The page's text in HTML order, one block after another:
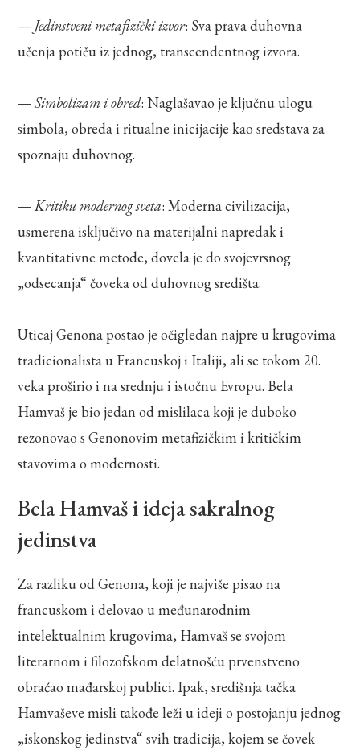
— Jedinstveni metafizički izvor: Sva prava duhovna
učenja potiču iz jednog, transcendentnog izvora.
—Simbolizam i obred: Naglašavao je ključnu ulogu
simbola, obreda i ritualne inicijacije kao sredstava za
spoznaju duhovnog.
—Kritiku modernog sveta: Moderna civilizacija,
usmerena isključivo na materijalni napredak i
kvantitativne metode, dovela je do svojevrsnog
„odsecanja“ čoveka od duhovnog središta.
Uticaj Genona postao je očigledan najpre u krugovima
tradicionalista u Francuskoj i Italiji, ali se tokom 20.
veka proširio i na srednju i istočnu Evropu. Bela
Hamvaš je bio jedan od mislilaca koji je duboko
rezonovao s Genonovim metafizičkim i kritičkim
stavovima o modernosti.
Bela Hamvaš i ideja sakralnog
jedinstva
Za razliku od Genona, koji je najviše pisao na
francuskom i delovao u međunarodnim
intelektualnim krugovima, Hamvaš se svojom
literarnom i filozofskom delatnošću prvenstveno
obraćao mađarskoj publici. Ipak, središnja tačka
Hamvaševe misli takođe leži u ideji o postojanju jednog
„iskonskog jedinstva“ svih tradicija, kojem se čovek